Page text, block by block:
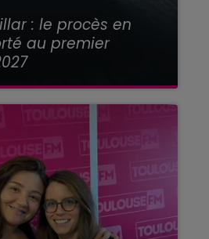
: le procès en
au premier